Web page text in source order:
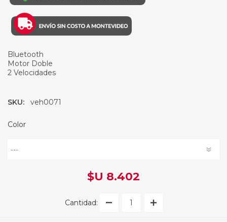
Bluetooth
Motor Doble
2 Velocidades
SKU: veh0071
Color
$U 8.402
Cantidad: